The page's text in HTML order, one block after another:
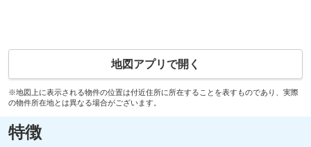
地図アプリで開く
※地図上に表示される物件の位置は付近住所に所在することを表すものであり、実際
の物件所在地とは異なる場合がございます。
特徴